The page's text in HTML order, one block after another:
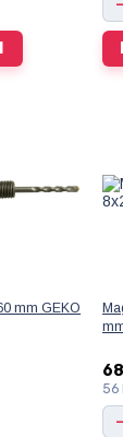
mm GEKO
56